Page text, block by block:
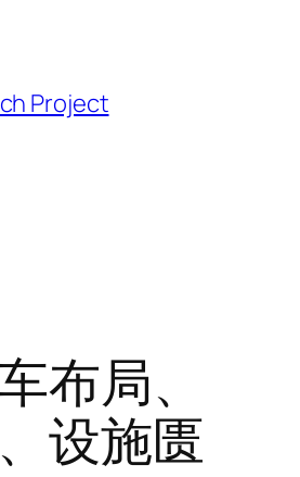
Project
布局、
设施匮